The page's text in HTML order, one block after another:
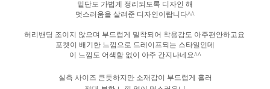
밑단도 가볍게 정리되도록 디자인 해
멋스러움을 살려준 디자인이랍니다^^
허리밴딩 조이지 않으며 부드럽게 밀착되어 착용감도 아주편안하고요
포켓이 배기한 느낌으로 드레이프되는 스타일인데
이 느낌도 어색함 없이 아주 간지나네요^^
실측 사이즈 큰듯하지만 소재감이 부드럽게 흘러